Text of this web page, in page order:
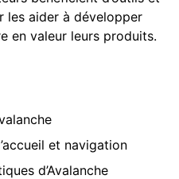
les aider à développer
en valeur leurs produits.
et navigation
d’Avalanche